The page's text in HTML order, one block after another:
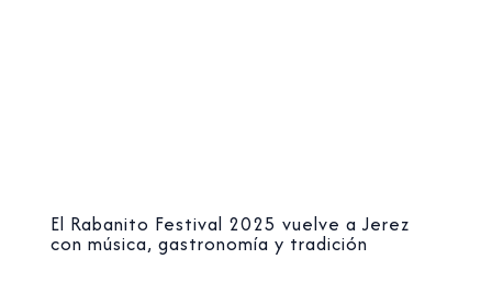
El Rabanito Festival 2025 vuelve a Jerez
con música, gastronomía y tradición